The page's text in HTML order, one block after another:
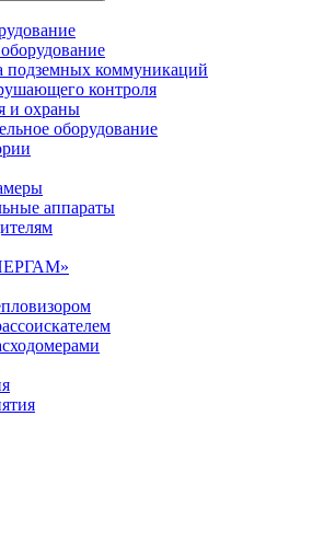
подземных коммуникаций
контроля
и охраны
оборудование
аппараты